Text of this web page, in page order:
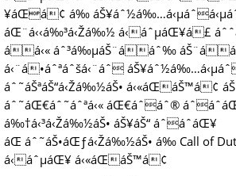
¥áŒá¢ á‰
áŒ¨á‹‹á‰³á‹Žá‰½ á‹áˆµáŒ¥á£
áá‹« áˆ³á‰µáŠ¨ááˆ‰
á‹¨á•áˆªáˆšá‹¨áˆ
áˆ˜áŠªáŠ“á‹Žá‰½áŠ• á‹«áŒáŠ™á¢
áˆ˜áŒ€áˆ˜áˆªá‹« áŒ€áˆáˆ®
á‰†á‹³á‹Žá‰½áŠ• áŠ¥áŠ“ áˆáˆ­áŒ¥
áŒ áˆ˜áŠ•áŒƒá‹Žá‰½áŠ• á‰ Call of
á‹áˆµáŒ¥ á‹«áŒáŠ™á¢